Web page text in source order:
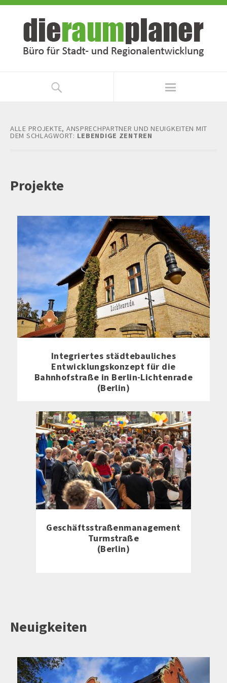
Zum
springen
Zur
springen
ALLE PROJEKTE, ANSPRECHPARTNER UND NEUIGKEITEN MIT
DEM SCHLAGWORT: LEBENDIGE ZENTREN
Projekte
Integriertes städtebauliches
Entwicklungskonzept für die
Bahnhofstraße in Berlin-Lichtenrade
(Berlin)
Geschäftsstraßenmanagement
Turmstraße
(Berlin)
Neuigkeiten